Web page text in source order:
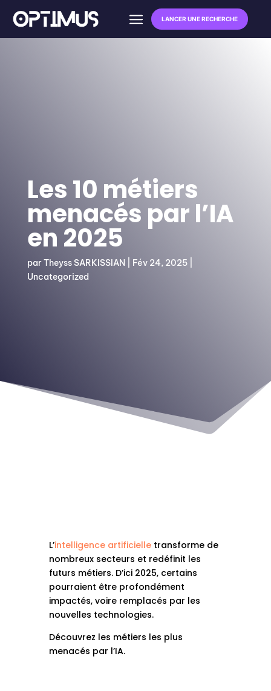
LANCER UNE RECHERCHE
Les 10 métiers
menacés par l’IA
en 2025
parTheyss SARKISSIAN Fév 24, 2025|
Uncategorized
L’intelligence artificielletransforme de
nombreux secteurs et redéfinit les
futurs métiers. D’ici 2025, certains
pourraient être profondément
impactés, voire remplacés par les
nouvelles technologies.
Découvrez les métiers les plus
menacés par l’IA.